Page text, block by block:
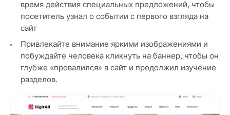
время действия специальных предложений, чтобы
посетитель узнал о событии с первого взгляда на
сайт
Привлекайте внимание яркими изображениями и
побуждайте человека кликнуть на баннер, чтобы он
глубже «провалился» в сайт и продолжил изучение
разделов.